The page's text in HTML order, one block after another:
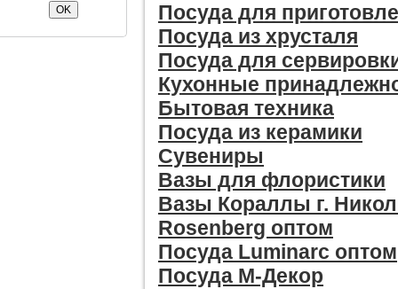
Посуда для
Посуда из хрусталя
Посуда для
Кухонные
Бытовая техника
Посуда из керамики
Сувениры
Вазы для флористики
Вазы Кораллы г.
Rosenberg оптом
Посуда Luminarc оптом
Посуда М-Декор